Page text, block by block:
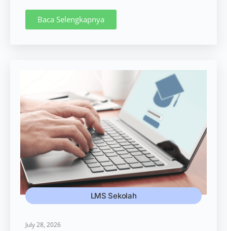
Baca Selengkapnya
LMS Sekolah
July 28, 2026